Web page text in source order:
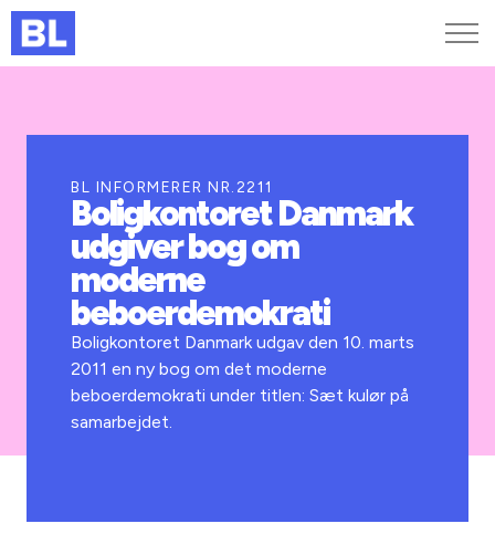
Kurser og arrangementer
Jobportalen
BL INFORMERER NR.2211
Boligkontoret Danmark
udgiver bog om
moderne
beboerdemokrati
Boligkontoret Danmark udgav den 10. marts
2011 en ny bog om det moderne
beboerdemokrati under titlen: Sæt kulør på
samarbejdet.